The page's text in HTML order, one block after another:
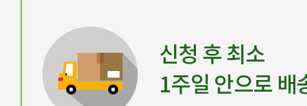
신청 후 최소
1주일 안으로 배